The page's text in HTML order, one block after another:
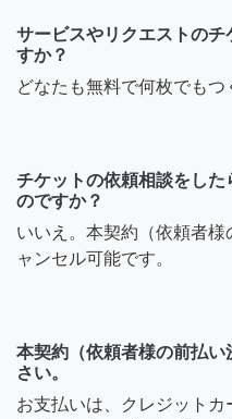
サービスやリクエストのチ
すか？
どなたも無料で何枚でもつ
チケットの依頼相談をし
のですか？
いいえ。本契約（依頼者
ャンセル可能です。
本契約（依頼者様の前払
さい。
お支払いは、クレジット